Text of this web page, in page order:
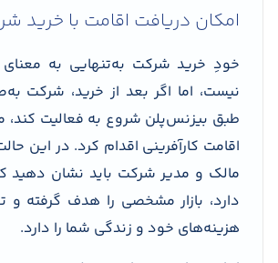
امکان دریافت اقامت با خرید
خودِ خرید شرکت به‌تنهایی به معنای
نیست، اما اگر بعد از خرید، شرکت
طبق بیزنس‌پلن شروع به فعالیت کند،
اقامت کارآفرینی اقدام کرد. در این
مالک و مدیر شرکت باید نشان دهید
دارد، بازار مشخصی را هدف گرفته
هزینه‌های خود و زندگی شما را دارد.